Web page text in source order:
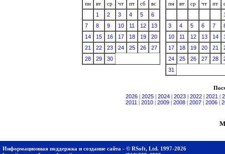
пн
вт ср чт пт сб
вс
1
2 3 4 5
6
7
8 9 10 11 12
13
14
15 16 17 18 19
20
21
22 23 24 25 26
27
28
29 30
пн
вт ср чт пт
3
4 5 6 7
10
11 12 13 14
17
18 19 20 21
24
25 26 27 28
31
2026
2025 2024 2023 2022 2021
2011
2010 2009 2008 2007 2006
Информационная поддержка и создание сайта - © RSoft, Ltd. 1997-2026